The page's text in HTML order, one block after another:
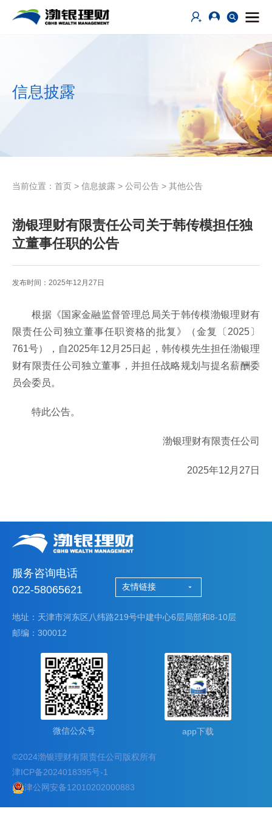
信息披露
当前位置： 首页 > 信息披露 > 公司公告 > 其他公告
渤银理财有限责任公司关于韩传模担任独
立董事任职的公告
发布时间：2025年12月27日
根据《国家金融监督管理总局关于韩传模渤银理财有
限责任公司独立董事任职资格的批复》（金复〔2025〕
761号），自2025年12月25日起，韩传模先生担任渤银理
财有限责任公司独立董事，并担任战略规划与提名薪酬委
员会委员。
特此公告。
渤银理财有限责任公司
2025年12月27日
服务咨询电话
022-58065621
友情链接
地址：天津市河东区八纬路219号中建中心6层局部和8-10层
邮编：300012
微信公众号 app下载
©2024渤银理财有限责任公司版权所有
津ICP备2024018395号-1
津公网安备12010202000883